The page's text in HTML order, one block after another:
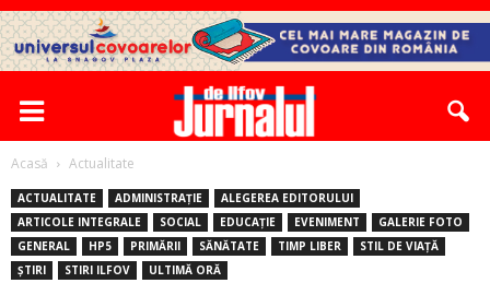
Acasă Actualitate
ACTUALITATE ADMINISTRAȚIE
ALEGEREA EDITORULUI
ARTICOLE INTEGRALE
SOCIAL EDUCAȚIE EVENIMENT
GALERIE FOTO
GENERAL
HP5 PRIMĂRII SĂNĂTATE TIMP LIBER
STIL DE VIAȚĂ
ȘTIRI
STIRI ILFOV ULTIMĂ ORĂ